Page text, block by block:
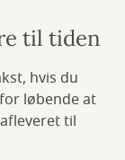
til tiden
hvis du
løbende at
til